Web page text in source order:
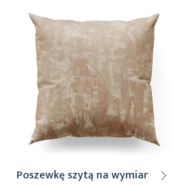
Poszewkę szytą na wymiar